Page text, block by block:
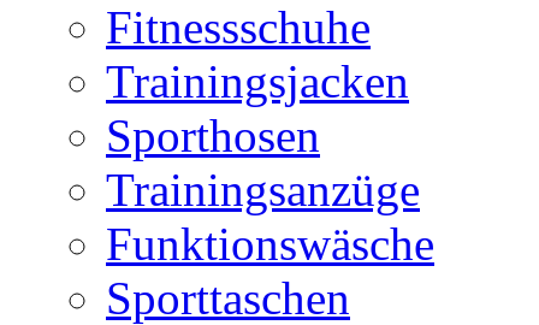
Fitnessschuhe
Trainingsjacken
Sporthosen
Trainingsanzüge
Funktionswäsche
Sporttaschen